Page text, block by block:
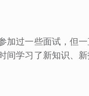
加过一些面试，但
学习了新知识、新